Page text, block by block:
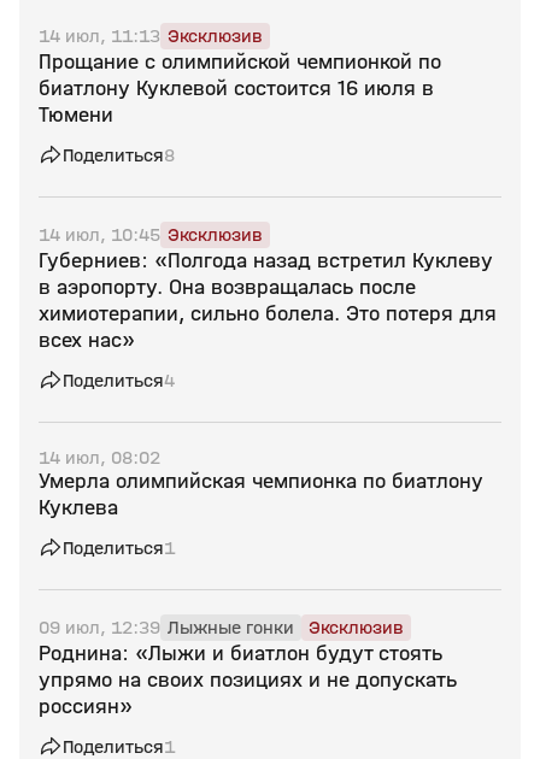
14 июл, 11:13 Эксклюзив
Прощание с олимпийской чемпионкой по
биатлону Куклевой состоится 16 июля в
Тюмени
Поделиться8
14 июл, 10:45 Эксклюзив
Губерниев: «Полгода назад встретил Куклеву
в аэропорту. Она возвращалась после
химиотерапии, сильно болела. Это потеря для
всех нас»
Поделиться4
14 июл, 08:02
Умерла олимпийская чемпионка по биатлону
Куклева
Поделиться1
09 июл, 12:39 Лыжные гонки Эксклюзив
Роднина: «Лыжи и биатлон будут стоять
упрямо на своих позициях и не допускать
россиян»
Поделиться1